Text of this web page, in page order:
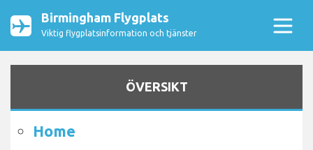
Birmingham Flygplats
Viktig flygplatsinformation och tjänster
ÖVERSIKT
Home